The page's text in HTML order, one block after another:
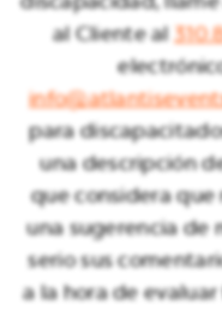
al Cliente al
para
una descripción
que considera
una sugerencia de
serio sus
a la hora de